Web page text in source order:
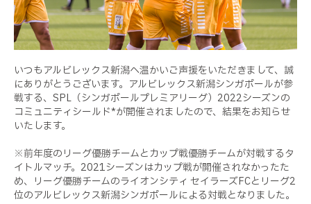
いつもアルビレックス新潟へ温かいご声援をいただきまして、誠
にありがとうございます。アルビレックス新潟シンガポールが参
戦する、SPL（シンガポールプレミアリーグ）2022シーズンの
コミュニティシールド*が開催されましたので、結果をお知らせ
いたします。
※前年度のリーグ優勝チームとカップ戦優勝チームが対戦するタ
イトルマッチ。2021シーズンはカップ戦が開催されなかったた
め、リーグ優勝チームのライオンシティ セイラーズFCとリーグ2
位のアルビレックス新潟シンガポールによる対戦となりました。